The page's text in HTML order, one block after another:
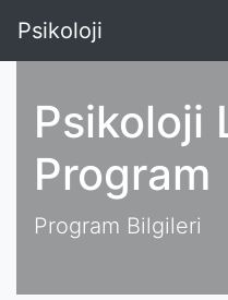
Psikoloji
Psikoloji
Program
Program Bilgileri